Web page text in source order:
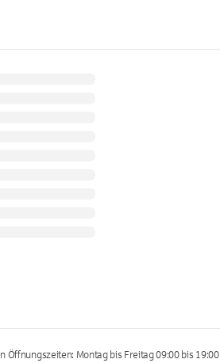
Öffnungszeiten: Montag bis Freitag 09:00 bis 19:00